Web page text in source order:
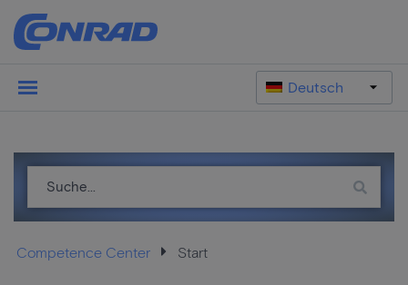
Deutsch
Competence Center Start